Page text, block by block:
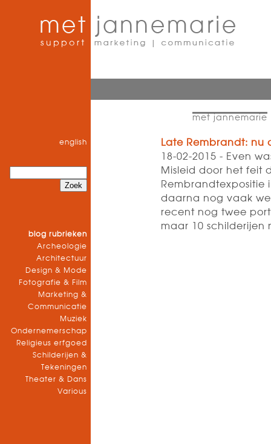
english
blog rubrieken
Archeologie
Architectuur
Design & Mode
Fotografie & Film
Marketing &
Communicatie
Muziek
Ondernemerschap
Religieus erfgoed
Schilderijen &
Tekeningen
Theater & Dans
Various
met jannemarie
Late Rembrandt: nu
18-02-2015 - Even
Misleid door het feit
Rembrandtexpositie
daarna nog vaak
recent nog twee
maar 10